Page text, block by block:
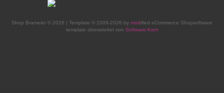
Shop Brameier © 2026 | Template © 2009-2026 by modified eCommerce Shopsoftware
template überarteitet von Software-Kern